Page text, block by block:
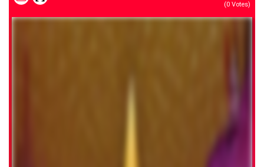
(0 Votes)